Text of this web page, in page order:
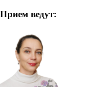
Прием ведут: